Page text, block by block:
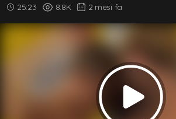
25:23 8.8K 2 mesi fa